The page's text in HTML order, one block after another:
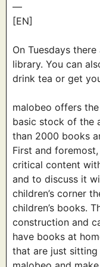
—
[EN]
On Tuesdays
library. You can
drink tea or get
malobeo offers
basic stock of the
than 2000 books
First and
critical content
and to discuss it
children’s corner
children’s books.
construction and
have books at
that are just